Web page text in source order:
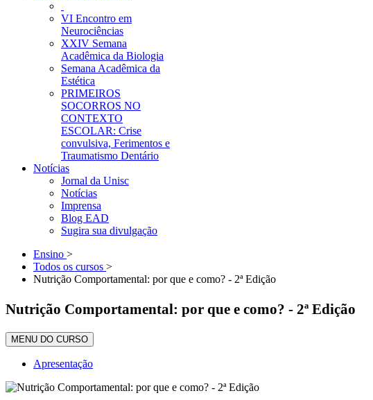
VI Encontro em
Neurociências
XXIV Semana
Acadêmica da Biologia
Semana Acadêmica da
Estética
PRIMEIROS
SOCORROS NO
CONTEXTO
ESCOLAR: Crise
convulsiva, Ferimentos e
Traumatismo Dentário
Notícias
Jornal da Unisc
Notícias
Imprensa
Blog EAD
Sugira sua divulgação
Ensino >
Todos os cursos >
Nutrição Comportamental: por que e como? - 2ª Edição
Nutrição Comportamental: por que e como? - 2ª Edição
MENU DO CURSO
Apresentação